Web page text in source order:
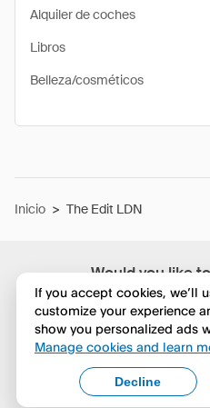
Would you like
in
No, seguir
Yes,
Alquiler de coches
Libros
Belleza/cosméticos
Inicio > The Edit LDN
If you accept cookies, we’ll
customize your experience
show you personalized ads
Manage cookies and learn
Decline